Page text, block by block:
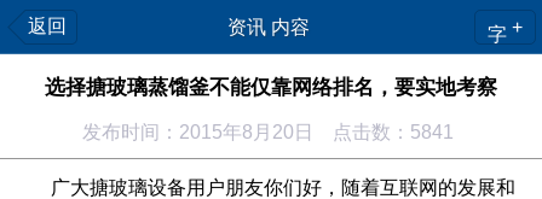
返回 资讯 内容 字 +
选择搪玻璃蒸馏釜不能仅靠网络排名，要实地考察
发布时间：2015年8月20日 点击数：5841
广大搪玻璃设备用户朋友你们好，随着互联网的发展和